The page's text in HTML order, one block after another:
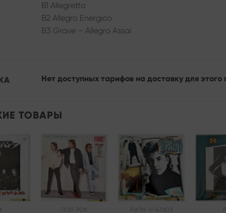
B1 Allegretto
B2 Allegro Energico
B3 Grave – Allegro Assai
Нет доступных тарифов на доставку для этого
ТОВАРЫ
wishlist
Add to
wishlist
ПОП РОК
Add to
wishlist
РИТМ-Н-БЛЮЗ